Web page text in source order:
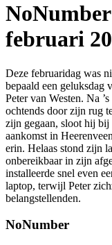
februari
Deze februaridag was
bepaald een geluksdag
Peter van Westen. Na ’s
ochtends door zijn rug
zijn gegaan, sloot hij bij
aankomst in
erin. Helaas stond zijn
onbereikbaar in zijn
installeerde snel even
laptop, terwijl Peter
belangstellenden.
NoNumber